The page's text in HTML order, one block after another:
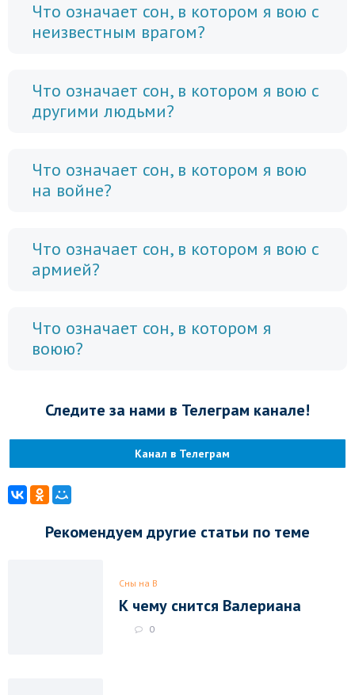
Что означает сон, в котором я вою с
неизвестным врагом?
Что означает сон, в котором я вою с
другими людьми?
Что означает сон, в котором я вою
на войне?
Что означает сон, в котором я вою с
армией?
Что означает сон, в котором я
воюю?
Следите за нами в Телеграм канале!
Канал в Телеграм
Рекомендуем другие статьи по теме
Сны на В
К чему снится Валериана
0